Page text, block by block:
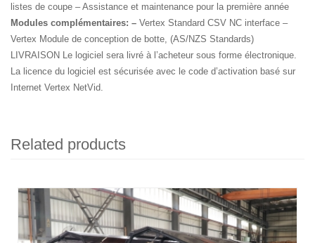
listes de coupe – Assistance et maintenance pour la première année
Modules complémentaires: – Vertex Standard CSV NC interface –
Vertex Module de conception de botte, (AS/NZS Standards)
LIVRAISON Le logiciel sera livré à l’acheteur sous forme électronique.
La licence du logiciel est sécurisée avec le code d’activation basé sur
Internet Vertex NetVid.
Related products